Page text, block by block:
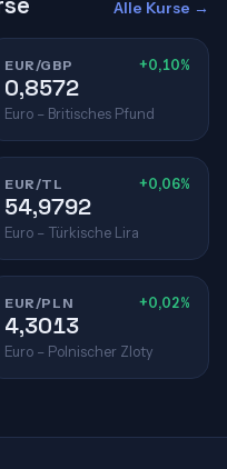
Alle Kurse →
EUR/GBP +0,10%
0,8572
Euro – Britisches Pfund
EUR/TL +0,06%
54,9792
Euro – Türkische Lira
EUR/PLN +0,02%
4,3013
Euro – Polnischer Zloty